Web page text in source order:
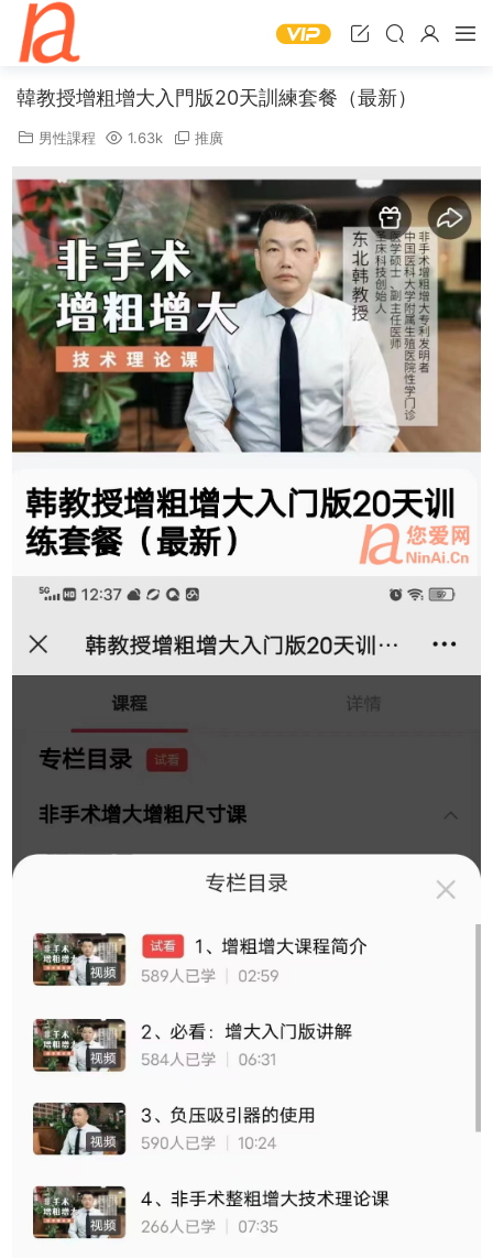
韓教授增粗增大入門版20天訓練套餐（最新）
男性課程 1.63k 推廣